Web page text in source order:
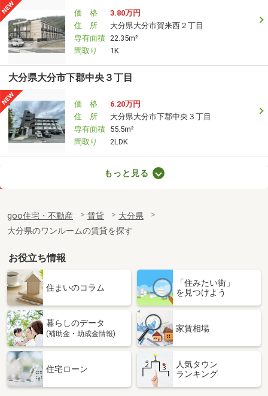
価 格
3.80万円
住 所
大分県大分市賀来西２丁目
専有面積 22.35m²
間取り
1K
大分県大分市下郡中央３丁目
価 格
6.20万円
住 所
大分県大分市下郡中央３丁目
専有面積 55.5m²
間取り
2LDK
大分県大分市賀来南１丁目
専有面積
29.47m²
間取り
1K
大分県大分市原新町
価 格
6.90万円
大分県大分市原新町
専有面積 66.16m²
間取り
大分県大分市賀来南２丁目
住 所
大分県大分市賀来南２丁目
もっと見る
goo住宅・不動産 賃貸
大分県
大分県のワンルームの賃貸を探す
お役立ち情報
住まいのコラム
「住みたい街」
を見つけよう
暮らしのデータ
(補助金・助成金情報)
家賃相場
住宅ローン
人気タウン
ランキング